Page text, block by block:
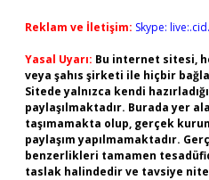
Reklam ve İletişim: Skype:
Yasal Uyarı: Bu internet sitesi,
veya şahıs şirketi ile hiçbir
Sitede yalnızca kendi
paylaşılmaktadır. Burada yer
taşımamakta olup, gerçek
paylaşım yapılmamaktadır.
benzerlikleri tamamen
taslak halindedir ve tavsiye